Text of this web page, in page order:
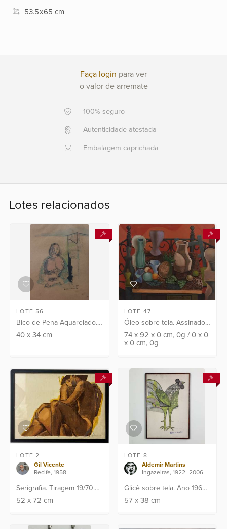
Moeda:
+351 968 058 908
+5521
Fale
53.5x65 cm
Faça login para ver
o valor de arremate
100% seguro
Autenticidade atestada
Embalagem caprichada
Lotes relacionados
LOTE 56
Bico de Pena Aquarelado.
Ass: C.I.D. Pontos de fungo
40x 34cm
LOTE 47
Óleo sobre tela. Assinado
CID e verso e datado: 64.
Obra apresenta laudo de
74 x92 x0 cm, 0g /0 x0
x0 cm, 0g
LOTE 2
Gil Vicente
Recife, 1958
Serigrafia. Tiragem 19/70.
Assinado C.I.D
52x 72cm
LOTE 8
Aldemir Martins
Ingazeiras, 1922 -2006
Glicê sobre tela. Ano 1965.
Assinado C.I.D . Assinatura
57 x38 cm